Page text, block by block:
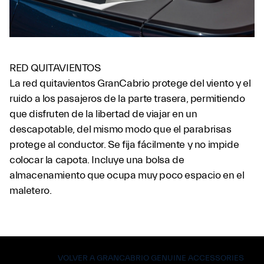
RED QUITAVIENTOS
La red quitavientos GranCabrio protege del viento y el
ruido a los pasajeros de la parte trasera, permitiendo
que disfruten de la libertad de viajar en un
descapotable, del mismo modo que el parabrisas
protege al conductor. Se fija fácilmente y no impide
colocar la capota. Incluye una bolsa de
almacenamiento que ocupa muy poco espacio en el
maletero.
VOLVER A GRANCABRIO GENUINE ACCESSORIES